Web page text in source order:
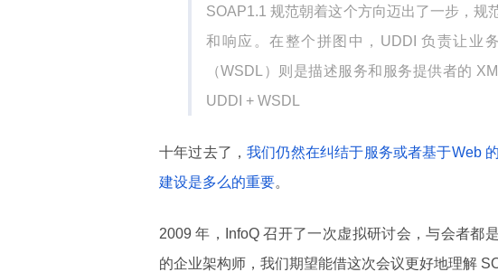
SOAP1.1 规范朝着这个方向迈出了一步，规
和响应。在整个拼图中，UDDI 负责让业
（WSDL）则是描述服务和服务提供者的
UDDI + WSDL
十年过去了， 我们仍然在纠结于服务或者基于Web
建设是多么的重要。
2009 年，InfoQ 召开了一次虚拟研讨会，与会者都
的企业架构师，我们期望能借这次会议更好地理解